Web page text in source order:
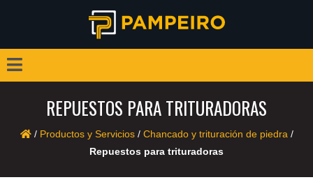
REPUESTOS PARA TRITURADORAS
/ Productos y Servicios/ Chancado y trituración de piedra /
Repuestos para trituradoras